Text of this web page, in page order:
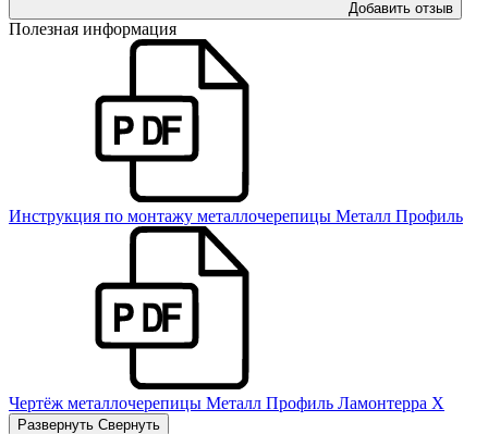
Добавить отзыв
Полезная информация
Инструкция по монтажу металлочерепицы Металл Профиль
Чертёж металлочерепицы Металл Профиль Ламонтерра Х
Развернуть Свернуть